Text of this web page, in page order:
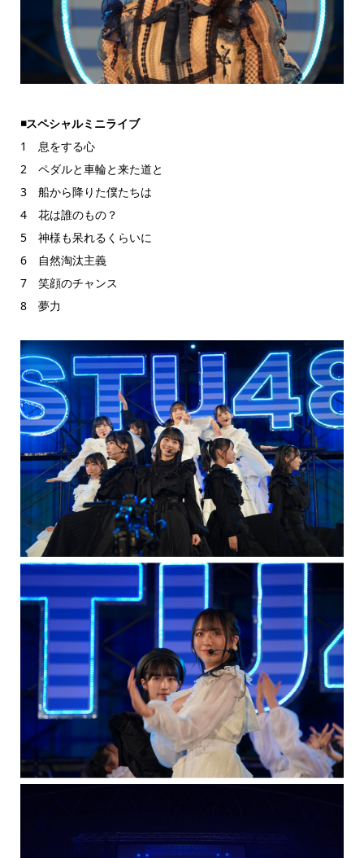
◾️スペシャルミニライブ
1 息をする心
2 ペダルと車輪と来た道と
3 船から降りた僕たちは
4 花は誰のもの？
5 神様も呆れるくらいに
6 自然淘汰主義
7 笑顔のチャンス
8 夢力